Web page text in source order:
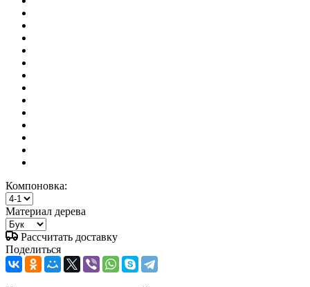
Компоновка:
Материал дерева
Рассчитать доставку
Поделиться